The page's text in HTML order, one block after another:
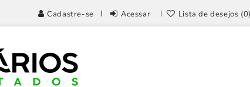
Cadastre-se Acessar Lista de desejos (0)